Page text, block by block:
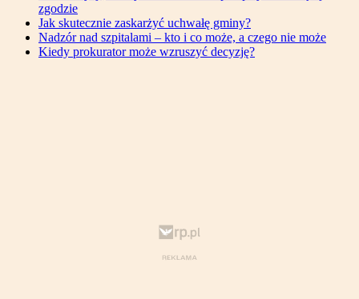
zgodzie
Jak skutecznie zaskarżyć uchwałę gminy?
Nadzór nad szpitalami – kto i co może, a czego nie może
Kiedy prokurator może wzruszyć decyzję?